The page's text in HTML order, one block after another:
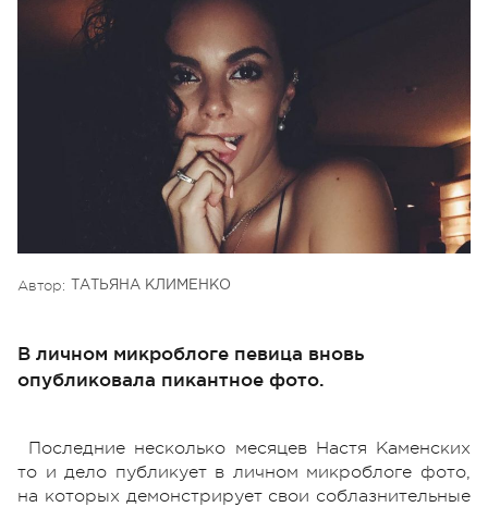
Автор: ТАТЬЯНА КЛИМЕНКО
В личном микроблоге певица вновь
опубликовала пикантное фото.
Последние несколько месяцев Настя Каменских
то и дело публикует в личном микроблоге фото,
на которых демонстрирует свои соблазнительные